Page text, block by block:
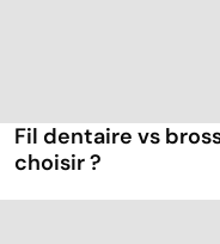
Fil dentaire vs
choisir ?